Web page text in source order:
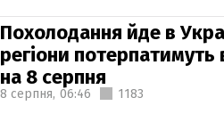
Похолодання йде в
регіони потерпатимуть
на 8 серпня
8 серпня, 06:46 1183